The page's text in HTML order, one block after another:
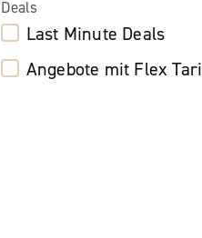
Deals
Last Minute Deals
Angebote mit Flex